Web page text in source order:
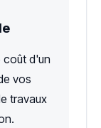
coût d'un
vos
travaux